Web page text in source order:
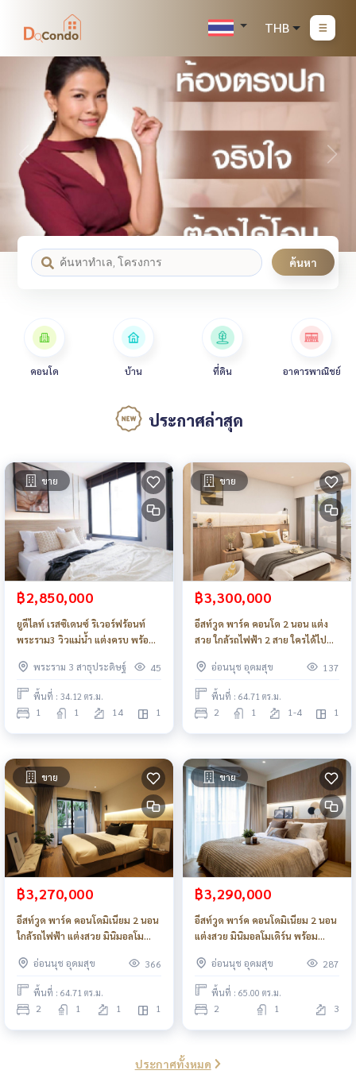
THB
ค้นหา
คอนโด บ้าน ที่ดิน อาคารพาณิชย์
ประกาศล่าสุด
ขาย
฿2,850,000
ยูดีไลท์ เรสซิเดนซ์ ริเวอร์ฟร้อนท์
พระราม3 วิวแม่น้ำ แต่งครบ พร้อม
พระราม 3 สาธุประดิษฐ์
45
พื้นที่ : 34.12 ตร.ม.
1 1 14 1
ขาย
฿3,300,000
อีสท์วูด พาร์ค คอนโด 2 นอน แต่ง
สวย ใกล้รถไฟฟ้า 2 สาย ใครได้ไปคุ้ม
อ่อนนุช อุดมสุข
137
พื้นที่ : 64.71 ตร.ม.
2 1 1-4 1
ขาย
฿3,270,000
อีสท์วูด พาร์ค คอนโดมิเนียม 2 นอน
ใกล้รถไฟฟ้า แต่งสวย มินิมอลโม
อ่อนนุช อุดมสุข
366
พื้นที่ : 64.71 ตร.ม.
2 1 1 1
ขาย
฿3,290,000
อีสท์วูด พาร์ค คอนโดมิเนียม 2 นอน
แต่งสวย มินิมอลโมเดิร์น พร้อม
อ่อนนุช อุดมสุข
287
พื้นที่ : 65.00 ตร.ม.
2 1 3
ประกาศทั้งหมด